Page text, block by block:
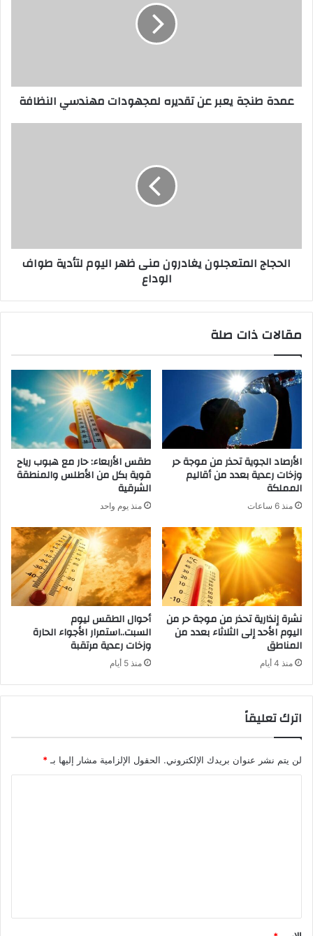
عمدة طنجة يعبر عن تقديره لمجهودات مهندسي النظافة
الحجاج المتعجلون يغادرون منى ظهر اليوم لتأدية طواف
الوداع
مقالات ذات صلة
الأرصاد الجوية تحذر من موجة حر
وزخات رعدية بعدد من أقاليم
المملكة
منذ 6 ساعات
طقس الأربعاء: حار مع هبوب رياح
قوية بكل من الأطلس والمنطقة
الشرقية
منذ يوم واحد
نشرة إنذارية تحذر من موجة حر من
اليوم الأحد إلى الثلاثاء بعدد من
المناطق
منذ 4 أيام
أحوال الطقس ليوم
السبت..استمرار الأجواء الحارة
وزخات رعدية مرتقبة
منذ 5 أيام
اترك تعليقاً
لن يتم نشر عنوان بريدك الإلكتروني. الحقول الإلزامية مشار إليها بـ *
*